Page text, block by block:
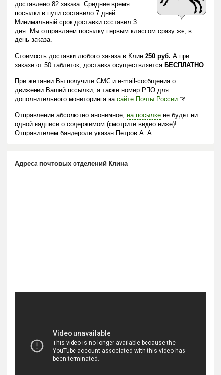
доставлено 82 заказа. Среднее время
посылки в пути составило 7 дней.
Минимальный срок доставки составил 3
дня. Мы отправляем посылку первым классом сразу же, в
день заказа.
Стоимость доставки любого заказа в Клин 250 руб. А при
заказе от 50 таблеток, доставка осуществляется БЕСПЛАТНО.
При желании Вы получите СМС и e-mail-сообщения о
движении Вашей посылки, а также номер РПО для
дополнительного мониторинга на сайте Почты России
Отправление абсолютно анонимное, на посылке не будет ни
одной надписи о содержимом (смотрите видео ниже)!
Отправителем бандероли указан Петров А. А.
Адреса почтовых отделений Клина